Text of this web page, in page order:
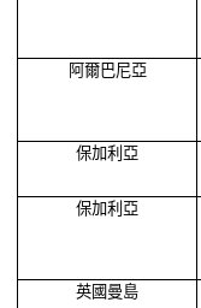
阿爾巴尼亞
保加利亞
保加利亞
英國曼島